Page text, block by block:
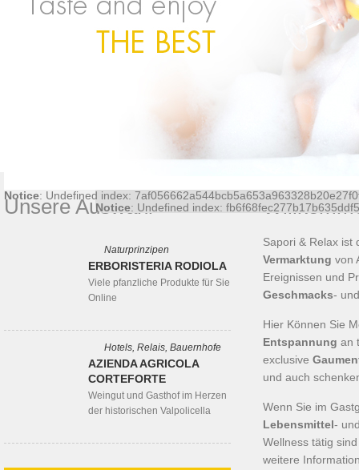
: Undefined index:
: Undefined index: what in
/home/
: Undefined index:
: Undefined index: where in
Notice: Undefined index:
Notice: Undefined index:
Unsere Auswahl
Naturprinzipen
ERBORISTERIA RODIOLA
Viele pfanzliche Produkte für Sie
Online
Hotels, Relais, Bauernhofe
AZIENDA AGRICOLA
CORTEFORTE
Weingut und Gasthof im Herzen
der historischen Valpolicella
Sapori & Relax ist
Vermarktung von
Ereignissen und
Geschmacks-
Hier Können Sie
Entspannung an
exclusive
und auch
Wenn Sie im
Lebensmittel-
Wellness tätig
weitere